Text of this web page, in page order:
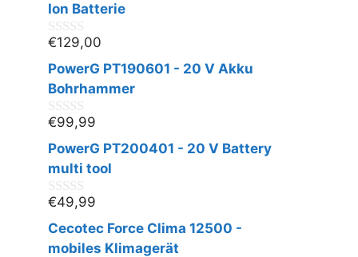
n
Ion Batterie
0
v
o
n
€129,00
PowerG PT190601 - 20 V Akku
Bohrhammer
0
v
o
n
€99,99
PowerG PT200401 - 20 V Battery
multi tool
0
v
o
n
€49,99
Cecotec Force Clima 12500 -
mobiles Klimagerät